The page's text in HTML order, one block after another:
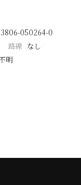
3806-050264-0
路線 なし
明